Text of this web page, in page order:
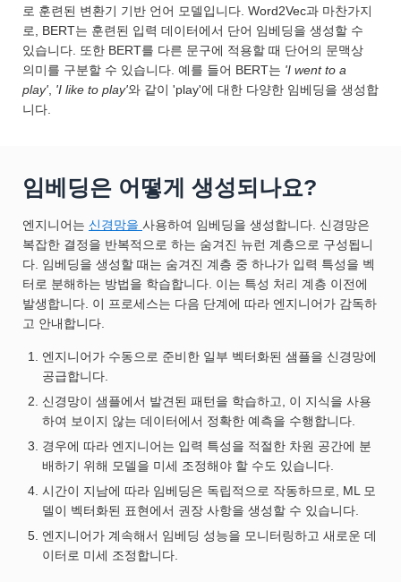
로 훈련된 변환기 기반 언어 모델입니다. Word2Vec과 마찬가지
로, BERT는 훈련된 입력 데이터에서 단어 임베딩을 생성할 수
있습니다. 또한 BERT를 다른 문구에 적용할 때 단어의 문맥상
의미를 구분할 수 있습니다. 예를 들어 BERT는 'I went to a
play', 'I like to play'와 같이 'play'에 대한 다양한 임베딩을 생성합
니다.
임베딩은 어떻게 생성되나요?
엔지니어는 신경망을 사용하여 임베딩을 생성합니다. 신경망은
복잡한 결정을 반복적으로 하는 숨겨진 뉴런 계층으로 구성됩니
다. 임베딩을 생성할 때는 숨겨진 계층 중 하나가 입력 특성을 벡
터로 분해하는 방법을 학습합니다. 이는 특성 처리 계층 이전에
발생합니다. 이 프로세스는 다음 단계에 따라 엔지니어가 감독하
고 안내합니다.
엔지니어가 수동으로 준비한 일부 벡터화된 샘플을 신경망에
공급합니다.
신경망이 샘플에서 발견된 패턴을 학습하고, 이 지식을 사용
하여 보이지 않는 데이터에서 정확한 예측을 수행합니다.
경우에 따라 엔지니어는 입력 특성을 적절한 차원 공간에 분
배하기 위해 모델을 미세 조정해야 할 수도 있습니다.
시간이 지남에 따라 임베딩은 독립적으로 작동하므로, ML 모
델이 벡터화된 표현에서 권장 사항을 생성할 수 있습니다.
엔지니어가 계속해서 임베딩 성능을 모니터링하고 새로운 데
이터로 미세 조정합니다.